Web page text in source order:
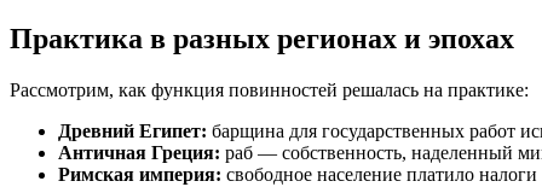
Практика в разных регионах и эпохах
Рассмотрим, как функция повинностей решалась на практике:
Древний Египет: барщина для государственных работ
Античная Греция: раб — собственность, наделенный
Римская империя: свободное население платило